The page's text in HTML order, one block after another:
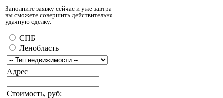
Заполните заявку сейчас и уже завтра
вы сможете совершить действительно
удачную сделку.
СПБ
Ленобласть
Адрес
Стоимость, руб: